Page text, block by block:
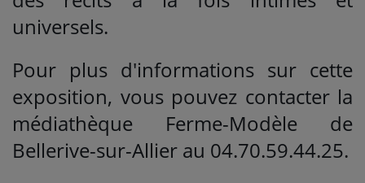
universels.
Pour plus d'informations sur cette
exposition, vous pouvez contacter la
médiathèque Ferme-Modèle de
Bellerive-sur-Allier au 04.70.59.44.25.